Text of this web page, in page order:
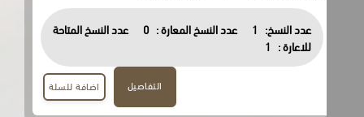
عدد النسخ: 1 عدد النسخ المعارة : 0
عدد النسخ المتاحة
للاعارة :
1
اضافة للسلة